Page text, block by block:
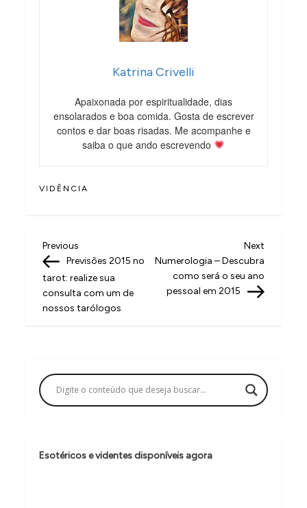
Katrina Crivelli
Apaixonada por espiritualidade, dias
ensolarados e boa comida. Gosta de escrever
contos e dar boas risadas. Me acompanhe e
saiba o que ando escrevendo
VIDÊNCIA
N
a
v
e
ç
ã
d
Previous
Post
Previous
Previsões 2015 no
tarot: realize sua
consulta com um de
nossos tarólogos
Next
Post
Next
Numerologia – Descubra
como será o seu ano
pessoal em 2015
Esotéricos e videntes disponíveis agora